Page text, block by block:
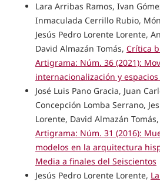
Lara Arribas Ramos, Ivan
Inmaculada Cerrillo Rubio,
Jesús Pedro Lorente Lorente,
David Almazán Tomás, Crítica
Artigrama: Núm. 36 (2021):
internacionalización y
José Luis Pano Gracia, Juan
Concepción Lomba Serrano,
Lorente, David Almazán Tomás,
Artigrama: Núm. 31 (2016):
modelos en la arquitectura
Media a finales del Seiscientos
Jesús Pedro Lorente Lorente,